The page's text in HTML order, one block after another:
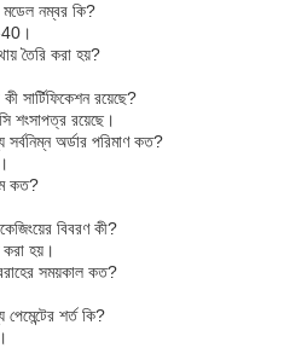
মডেল নম্বর কি?
40।
তৈরি করা হয়?
সার্টিফিকেশন রয়েছে?
শংসাপত্র রয়েছে।
অর্ডার পরিমাণ কত?
কত?
বিবরণ কী?
করা হয়।
সময়কাল কত?
শর্ত কি?